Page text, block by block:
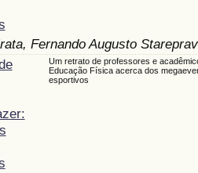
Fernando Augusto
Um retrato de professores e
Educação Física acerca dos
esportivos